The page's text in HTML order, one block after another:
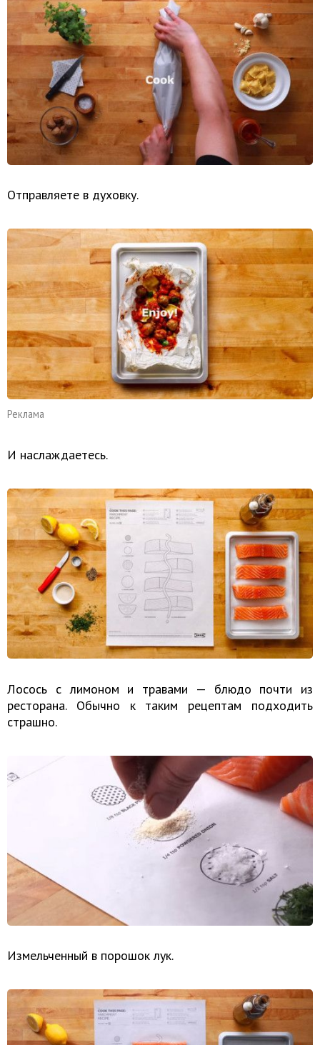
Отправляете в духовку.
Реклама
И наслаждаетесь.
Лосось с лимоном и травами — блюдо почти из
ресторана. Обычно к таким рецептам подходить
страшно.
Измельченный в порошок лук.